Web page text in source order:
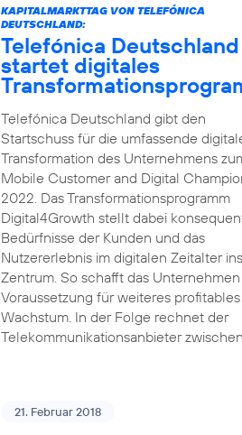
KAPITALMARKTTAG VON TELEFÓNICA
DEUTSCHLAND:
Telefónica Deutschland
startet digitales
Telefónica Deutschland gibt den
Startschuss für die umfassende
Transformation des Unternehmens
Mobile Customer and Digital
2022. Das Transformationsprogramm
Digital4Growth stellt dabei
Bedürfnisse der Kunden und das
Nutzererlebnis im digitalen Zeitalter ins
Zentrum. So schafft das
Voraussetzung für weiteres profitables
Wachstum. In der Folge rechnet der
Telekommunikationsanbieter
21. Februar 2018